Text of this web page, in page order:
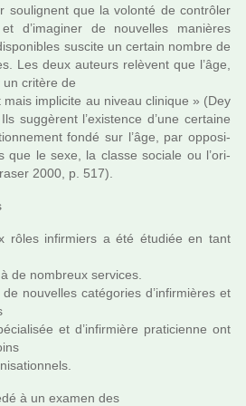
sou­li­gnent que la volonté de contrô­ler
d’ima­gi­ner de nou­vel­les maniè­res
sus­cite un cer­tain nombre de
Les deux auteurs relè­vent que l’âge,
cri­tère de
impli­cite au niveau cli­ni­que » (Dey
sug­gè­rent l’exis­tence d’une cer­taine
fondé sur l’âge, par oppo­si­
que le sexe, la classe sociale ou l’ori­
2000, p. 517).
rôles infir­miers a été étudiée en tant
de nom­breux ser­vi­ces.
nou­vel­les caté­go­ries d’infir­miè­res et
et d’infir­mière pra­ti­cienne ont
à un examen des